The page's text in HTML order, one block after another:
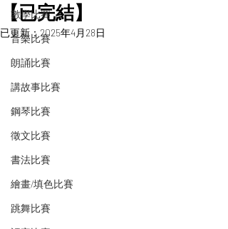
數學比賽
音樂比賽
朗誦比賽
講故事比賽
鋼琴比賽
徵文比賽
書法比賽
繪畫/填色比賽
跳舞比賽
【已完結】
已更新： 2025年4月28日